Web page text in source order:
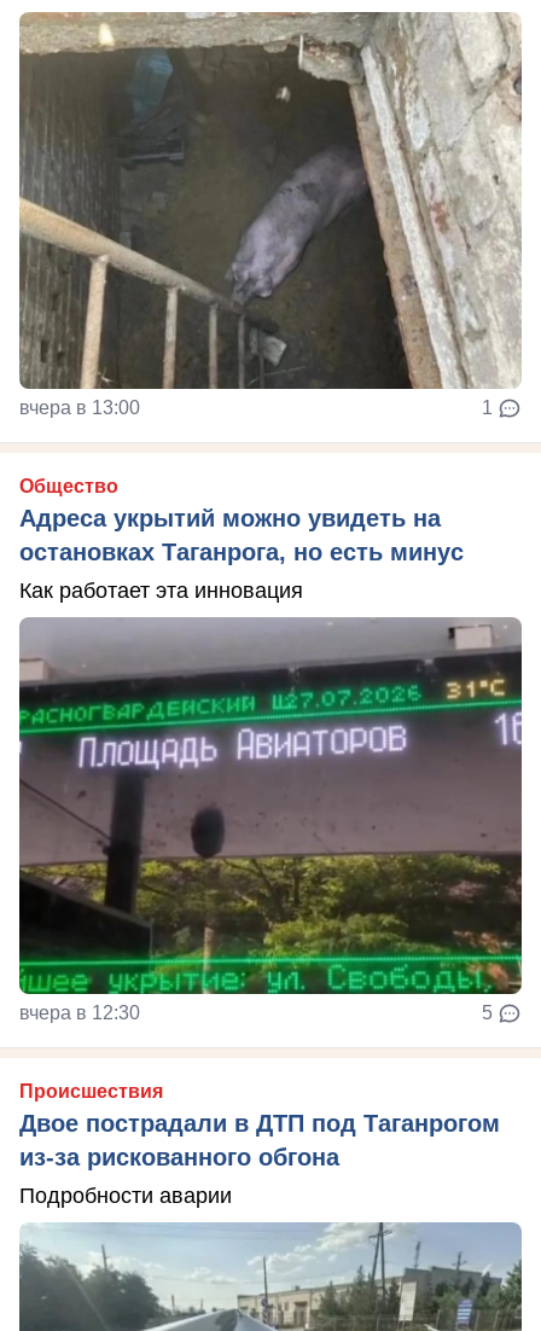
вчера в 13:00 1
Общество
Адреса укрытий можно увидеть на
остановках Таганрога, но есть минус
Как работает эта инновация
вчера в 12:30 5
Происшествия
Двое пострадали в ДТП под Таганрогом
из-за рискованного обгона
Подробности аварии